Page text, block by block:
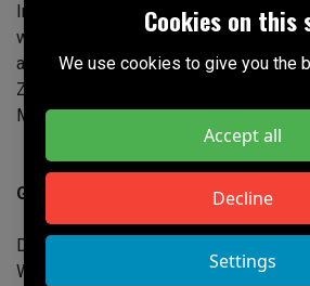
Informationsmaterialien wird hiermit
widersprochen. Die Betreiber der
ausdrücklich rechtliche Schritte im
Zusendung von Werbeinformationen,
Mails, vor.
Google Analytics
Diese Website benutzt Google
Webanalysedienst der Google Inc.
Cookies on this
We use cookies to give you the
Accept all
Decline
Settings